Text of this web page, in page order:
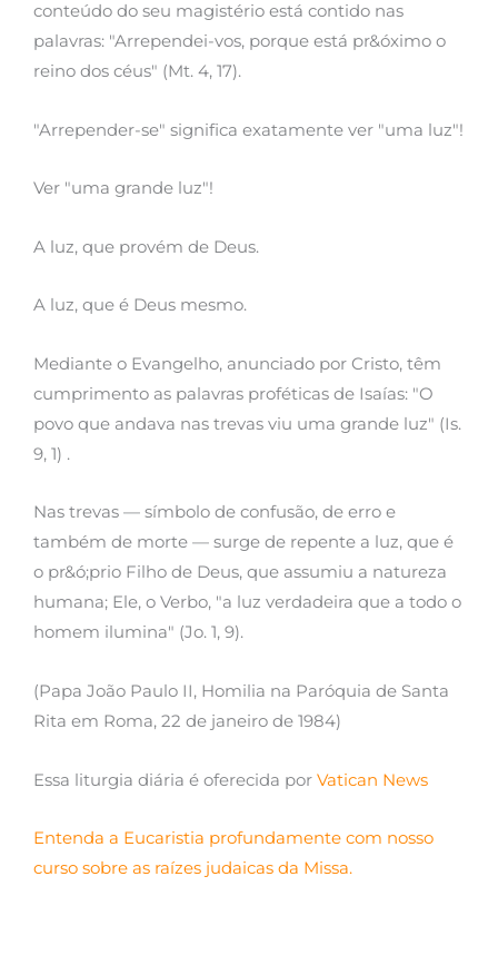
conteúdo do seu magistério está contido nas
palavras: "Arrependei-vos, porque está pr&óximo o
reino dos céus" (Mt. 4, 17).
"Arrepender-se" significa exatamente ver "uma luz"!
Ver "uma grande luz"!
A luz, que provém de Deus.
A luz, que é Deus mesmo.
Mediante o Evangelho, anunciado por Cristo, têm
cumprimento as palavras proféticas de Isaías: "O
povo que andava nas trevas viu uma grande luz" (Is.
9, 1) .
Nas trevas — símbolo de confusão, de erro e
também de morte — surge de repente a luz, que é
o pr&ó;prio Filho de Deus, que assumiu a natureza
humana; Ele, o Verbo, "a luz verdadeira que a todo o
homem ilumina" (Jo. 1, 9).
(Papa João Paulo II, Homilia na Paróquia de Santa
Rita em Roma, 22 de janeiro de 1984)
Essa liturgia diária é oferecida por Vatican News
Entenda a Eucaristia profundamente com nosso
curso sobre as raízes judaicas da Missa.